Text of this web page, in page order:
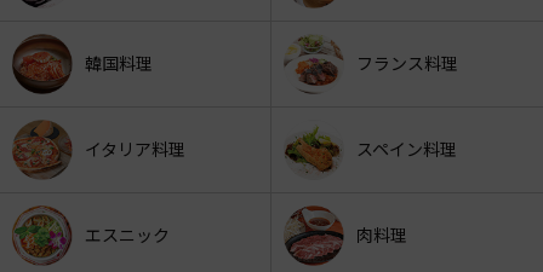
韓国料理 フランス料理
イタリア料理 スペイン料理
エスニック 肉料理